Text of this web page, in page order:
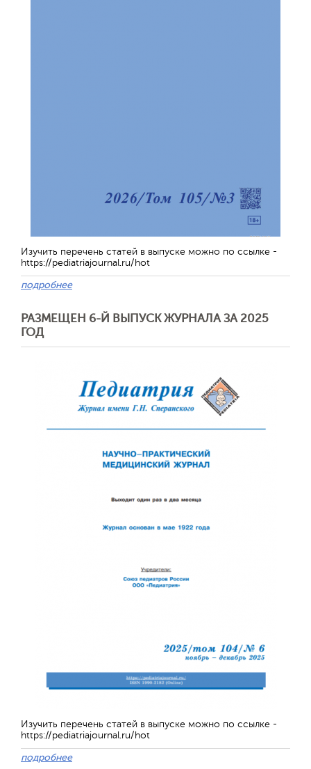
Изучить перечень статей в выпуске можно по ссылке -
https://pediatriajournal.ru/hot
подробнее
РАЗМЕЩЕН 6-Й ВЫПУСК ЖУРНАЛА ЗА 2025
ГОД
Изучить перечень статей в выпуске можно по ссылке -
https://pediatriajournal.ru/hot
подробнее
Обратная